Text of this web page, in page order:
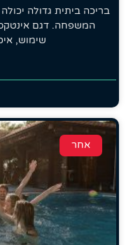
בריכה ביתית גדולה
שימוש,
אחר